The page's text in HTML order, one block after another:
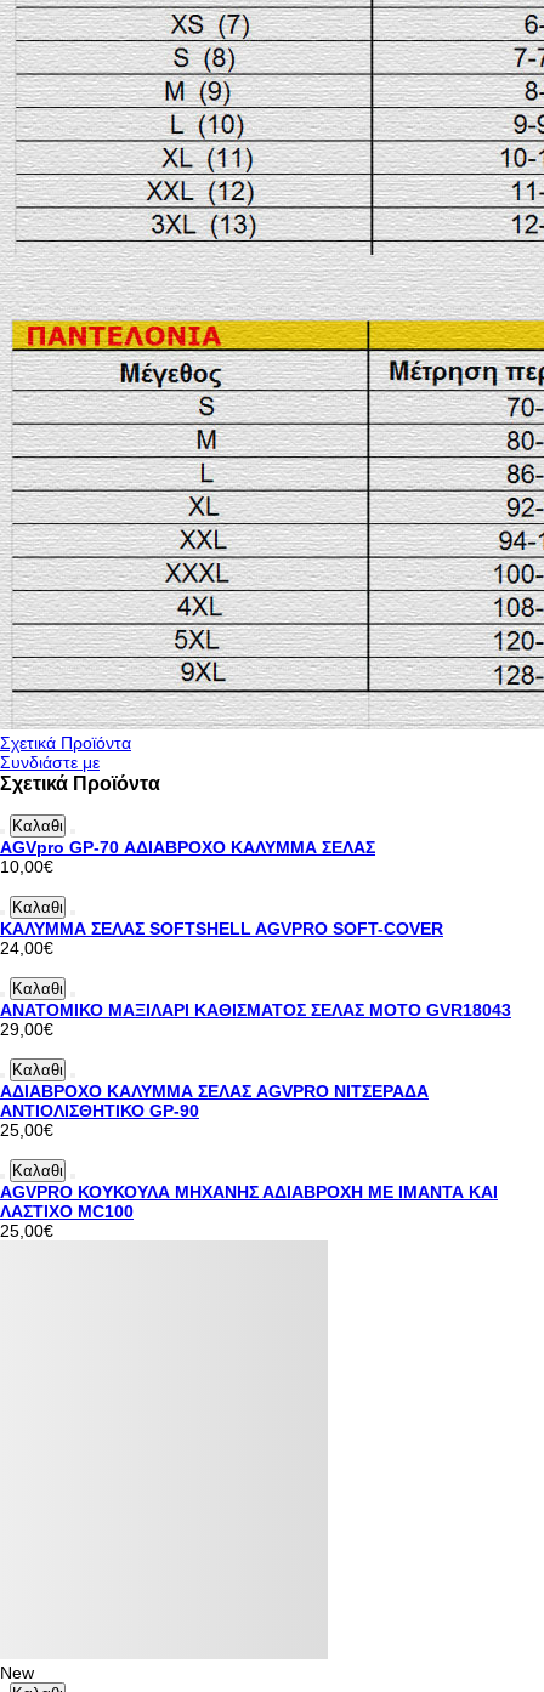
Σχετικά Προϊόντα
Συνδιάστε με
Σχετικά Προϊόντα
Καλαθι
AGVpro GP-70 ΑΔΙΑΒΡΟΧΟ ΚΑΛΥΜΜΑ ΣΕΛΑΣ
10,00€
Καλαθι
ΚΑΛΥΜΜΑ ΣΕΛΑΣ SOFTSHELL AGVPRO SOFT-COVER
24,00€
Καλαθι
ΑΝΑΤΟΜΙΚΟ ΜΑΞΙΛΑΡΙ ΚΑΘΙΣΜΑΤΟΣ ΣΕΛΑΣ ΜΟΤΟ GVR18043
29,00€
Καλαθι
ΑΔΙΑΒΡΟΧΟ ΚΑΛΥΜΜΑ ΣΕΛΑΣ AGVPRO ΝΙΤΣΕΡΑΔΑ
ΑΝΤΙΟΛΙΣΘΗΤΙΚΟ GP-90
25,00€
Καλαθι
AGVPRO ΚΟΥΚΟΥΛΑ ΜΗΧΑΝΗΣ ΑΔΙΑΒΡΟΧΗ ΜΕ ΙΜΑΝΤΑ ΚΑΙ
ΛΑΣΤΙΧΟ MC100
25,00€
New